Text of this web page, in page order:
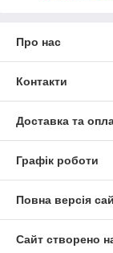
Про нас
Контакти
Доставка та
Графік роботи
Повна версія
Сайт створено